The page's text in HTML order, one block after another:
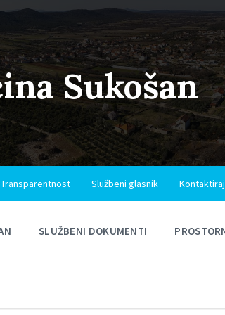
Sukošan
Službeni glasnik
SLUŽBENI DOKUMENTI